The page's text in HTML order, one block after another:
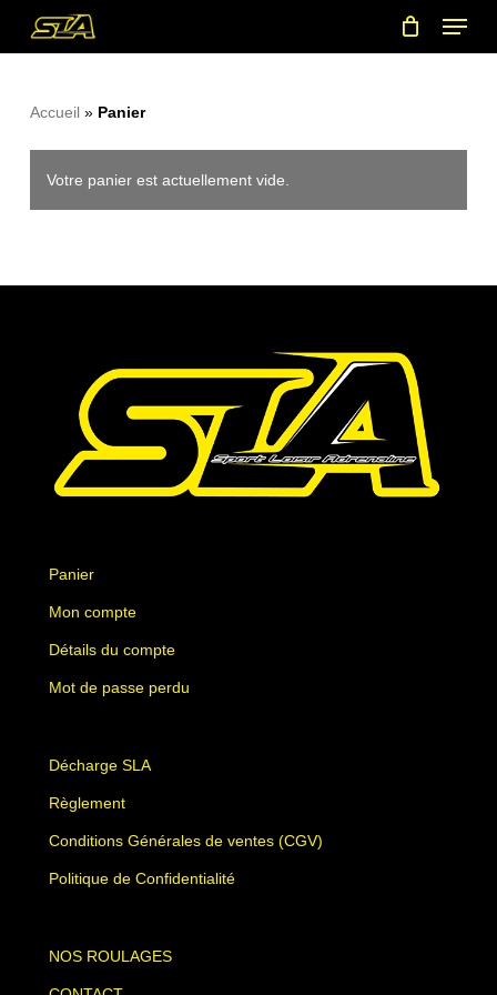
Menu
Accueil» Panier
Votre panier est actuellement vide.
Panier
Mon compte
Détails du compte
Mot de passe perdu
Décharge SLA
Règlement
Conditions Générales de ventes (CGV)
Politique de Confidentialité
NOS ROULAGES